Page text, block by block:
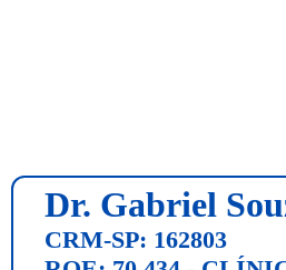
Dr. Gabriel
CRM-SP: 162803